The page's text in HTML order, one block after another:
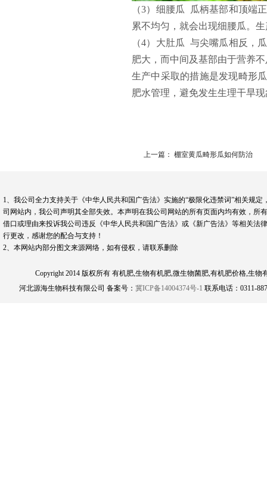
（3） 细腰瓜 瓜柄基部和顶端
累不均匀，就会出现细腰瓜。
（4） 大肚瓜 与尖嘴瓜相反，
肥大，而中间及基部由于营养
生产中采取的措施是发现畸形
肥水管理，避免发生生理干旱
上一篇： 棚室黄瓜畸形瓜如何防治
1、我公司全力支持关于《中华人民共和国广告法》实施的“极限化违禁词”相关规
司网站内，我公司声明其全部失效。本声明在我公司网站的所有页面内均有效，
借口或理由来投诉我公司违反《中华人民共和国广告法》或《新广告法》等相关
行更改，感谢您的配合与支持！
2、本网站内部分图文来源网络，如有侵权，请联系删除
Copyright 2014 版权所有 有机肥,生物有机肥,微生物菌肥,有机肥价格,生
河北源海生物科技有限公司 备案号： 冀ICP备14004374号-1 联系电话：0311-